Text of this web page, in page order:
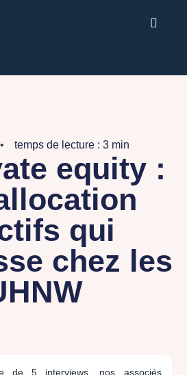
temps de lecture : 3 min
equity :
qui
chez les
de 5 interviews, nos associés